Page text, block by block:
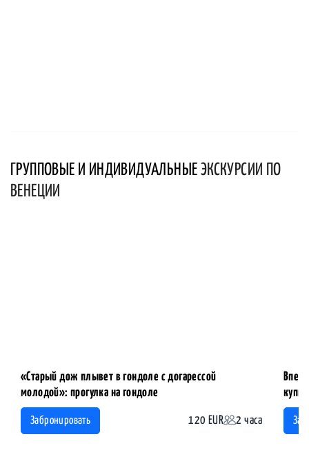
ГРУППОВЫЕ И ИНДИВИДУАЛЬНЫЕ ЭКСКУРСИИ ПО
ВЕНЕЦИИ
«Старый дож плывет в гондоле с догарессой
молодой»: прогулка на гондоле
Забронировать 120 EUR 2 часа